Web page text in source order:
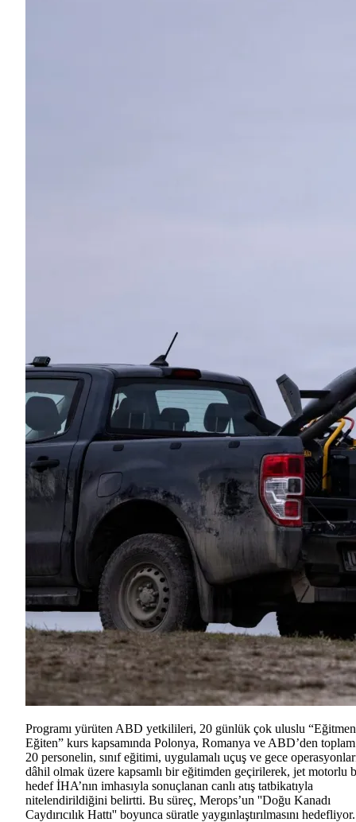
Programı yürüten ABD yetkilileri, 20 günlük çok uluslu
Eğiten” kurs kapsamında Polonya, Romanya ve ABD’den toplam
20 personelin, sınıf eğitimi, uygulamalı uçuş ve gece
dâhil olmak üzere kapsamlı bir eğitimden geçirilerek, jet motorlu
hedef İHA’nın imhasıyla sonuçlanan canlı atış tatbikatıyla
nitelendirildiğini belirtti. Bu süreç, Merops’un ''Doğu Kanadı
Caydırıcılık Hattı'' boyunca süratle yaygınlaştırılmasını hedefliyor.